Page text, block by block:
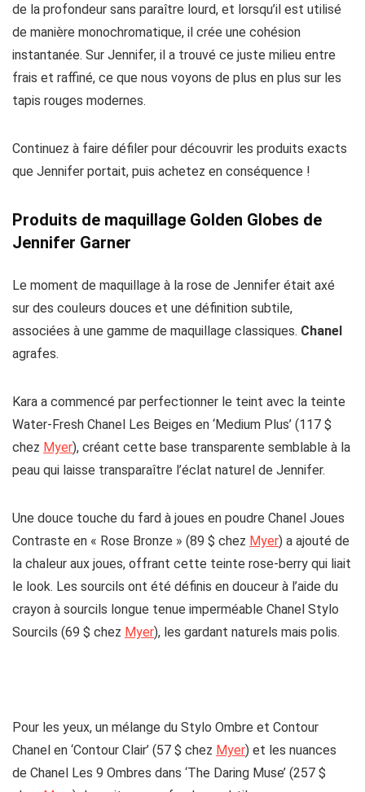
de la profondeur sans paraître lourd, et lorsqu’il est utilisé
de manière monochromatique, il crée une cohésion
instantanée. Sur Jennifer, il a trouvé ce juste milieu entre
frais et raffiné, ce que nous voyons de plus en plus sur les
tapis rouges modernes.
Continuez à faire défiler pour découvrir les produits exacts
que Jennifer portait, puis achetez en conséquence !
Produits de maquillage Golden Globes de
Jennifer Garner
Le moment de maquillage à la rose de Jennifer était axé
sur des couleurs douces et une définition subtile,
associées à une gamme de maquillage classiques. Chanel
agrafes.
Kara a commencé par perfectionner le teint avec la teinte
Water-Fresh Chanel Les Beiges en ‘Medium Plus’ (117 $
chez Myer), créant cette base transparente semblable à la
peau qui laisse transparaître l’éclat naturel de Jennifer.
Une douce touche du fard à joues en poudre Chanel Joues
Contraste en « Rose Bronze » (89 $ chez Myer) a ajouté de
la chaleur aux joues, offrant cette teinte rose-berry qui liait
le look. Les sourcils ont été définis en douceur à l’aide du
crayon à sourcils longue tenue imperméable Chanel Stylo
Sourcils (69 $ chez Myer), les gardant naturels mais polis.
Pour les yeux, un mélange du Stylo Ombre et Contour
Chanel en ‘Contour Clair’ (57 $ chez Myer) et les nuances
de Chanel Les 9 Ombres dans ‘The Daring Muse’ (257 $